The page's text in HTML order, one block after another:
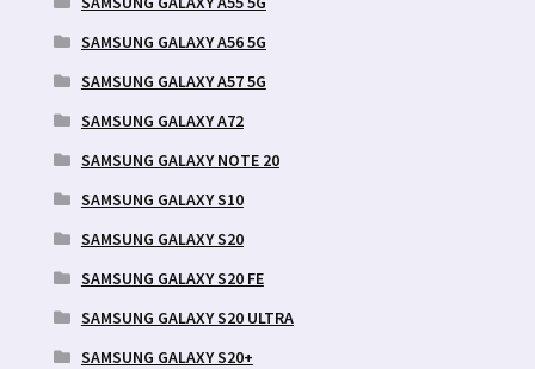
SAMSUNG GALAXY A56 5G
SAMSUNG GALAXY A57 5G
SAMSUNG GALAXY A72
SAMSUNG GALAXY NOTE 20
SAMSUNG GALAXY S10
SAMSUNG GALAXY S20
SAMSUNG GALAXY S20 FE
SAMSUNG GALAXY S20 ULTRA
SAMSUNG GALAXY S20+